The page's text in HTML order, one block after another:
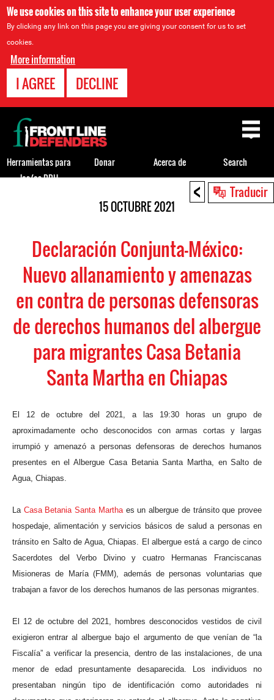
We use cookies on this site to enhance your user experience
By clicking any link on this page you are giving your consent for us to set
cookies.
More information
I AGREE DECLINE
< Traducir
15 OCTUBRE 2021
Declaración Conjunta-México:
Nuevo allanamiento y amenazas
en contra de personas defensoras
de derechos humanos del albergue
para migrantes Casa Betania
Santa Martha en Chiapas
El 12 de octubre del 2021, a las 19:30 horas un grupo de
aproximadamente ocho desconocidos con armas cortas y largas
irrumpió y amenazó a personas defensoras de derechos humanos
presentes enelAlbergue Casa Betania Santa Martha, en Salto de
Agua, Chiapas.
La Casa Betania Santa Marthaes un albergue de tránsito que provee
hospedaje, alimentación y servicios básicos de salud a personas en
tránsito en Salto de Agua, Chiapas. El albergue está a cargo de cinco
Sacerdotes del Verbo Divino y cuatro Hermanas Franciscanas
Misioneras de María (FMM), además de personas voluntarias que
trabajan a favor de los derechos humanos de las personas migrantes.
El 12 de octubre del 2021, hombres desconocidos vestidos de civil
exigieron entrar al albergue bajo el argumento de que venían de “la
Fiscalía”a verificar la presencia, dentro de las instalaciones, deuna
menor de edad presuntamente desaparecida. Los individuos no
presentaban ningún tipo de identificación como autoridades ni
Back
to
top
Herramientas para
los/as DDH
Donar Acerca de Search